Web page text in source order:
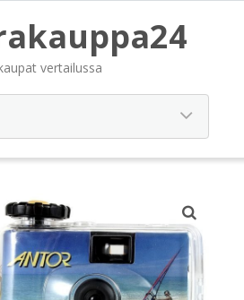
vertailussa